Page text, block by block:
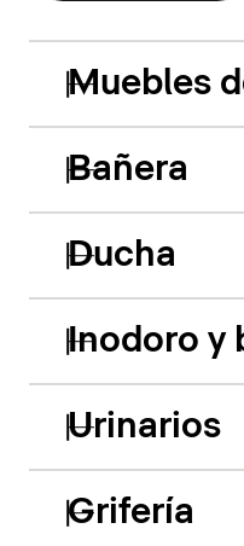
Muebles
Bañera
Ducha
Inodoro y
Urinarios
Grifería